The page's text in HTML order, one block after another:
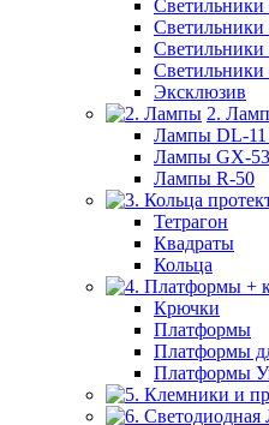
Светильники
Светильники
Светильники
Эксклюзив
2.
Лампы DL-11
Лампы GX-53
Лампы R-50
Тетрагон
Квадраты
Кольца
Крючки
Платформы
Платформы
Платформы